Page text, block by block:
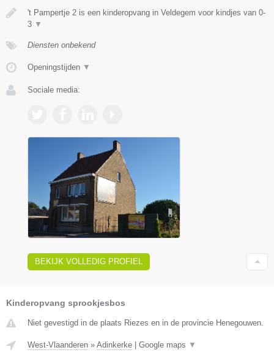
't Pampertje 2 is een kinderopvang in Veldegem voor kindjes van 0-
3 ▼
Diensten onbekend
Openingstijden ▼
Sociale media:
BEKIJK VOLLEDIG PROFIEL
Kinderopvang sprookjesbos
Niet gevestigd in de plaats Riezes en in de provincie Henegouwen.
West-Vlaanderen » Adinkerke Google maps ▼